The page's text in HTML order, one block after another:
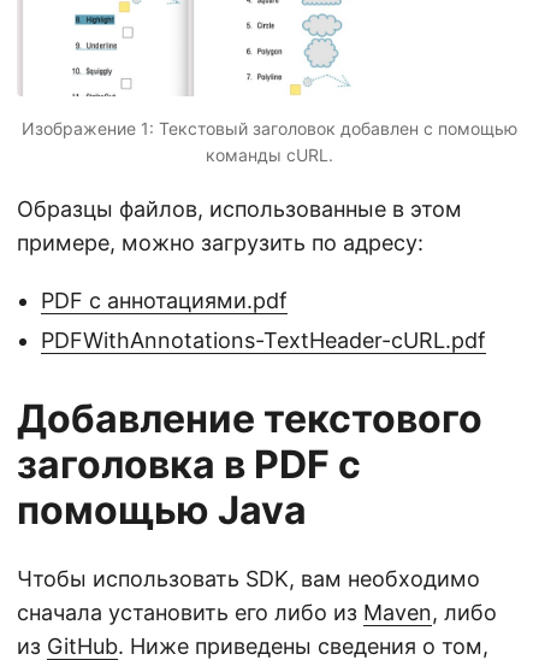
Изображение 1: Текстовый заголовок добавлен с помощью
команды cURL.
Образцы файлов, использованные в этом
примере, можно загрузить по адресу:
PDF с аннотациями.pdf
PDFWithAnnotations-TextHeader-cURL.pdf
Добавление текстового
заголовка в PDF с
помощью Java
Чтобы использовать SDK, вам необходимо
сначала установить его либо из Maven, либо
из GitHub. Ниже приведены сведения о том,